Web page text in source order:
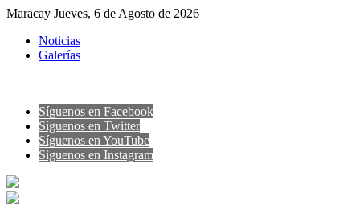
Maracay Jueves, 6 de Agosto de 2026
Noticias
Galerías
Síguenos en Facebook
Síguenos en Twitter
Síguenos en YouTube
Sìguenos en Instagram